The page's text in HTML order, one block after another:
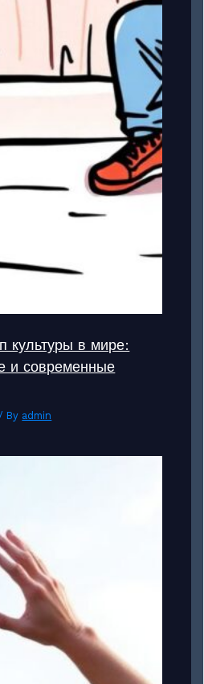
культуры в мире:
и современные
By admin